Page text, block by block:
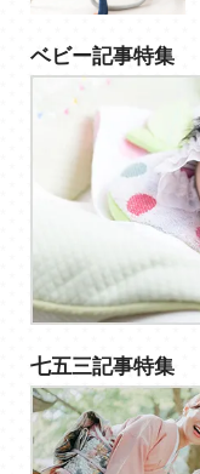
ベビー記事特集
七五三記事特集